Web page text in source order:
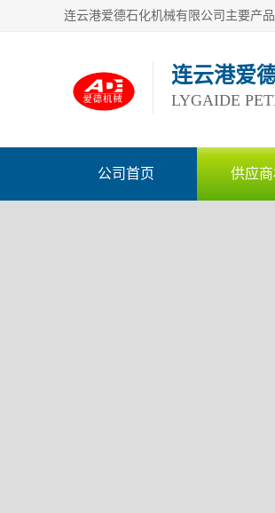
连云港爱
LYGAIDE
公司首页 供应